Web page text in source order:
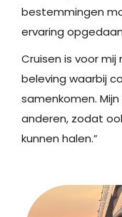
bestemmingen
ervaring
Cruisen is voor
beleving waarbij
samenkomen.
anderen, zodat
kunnen halen.”